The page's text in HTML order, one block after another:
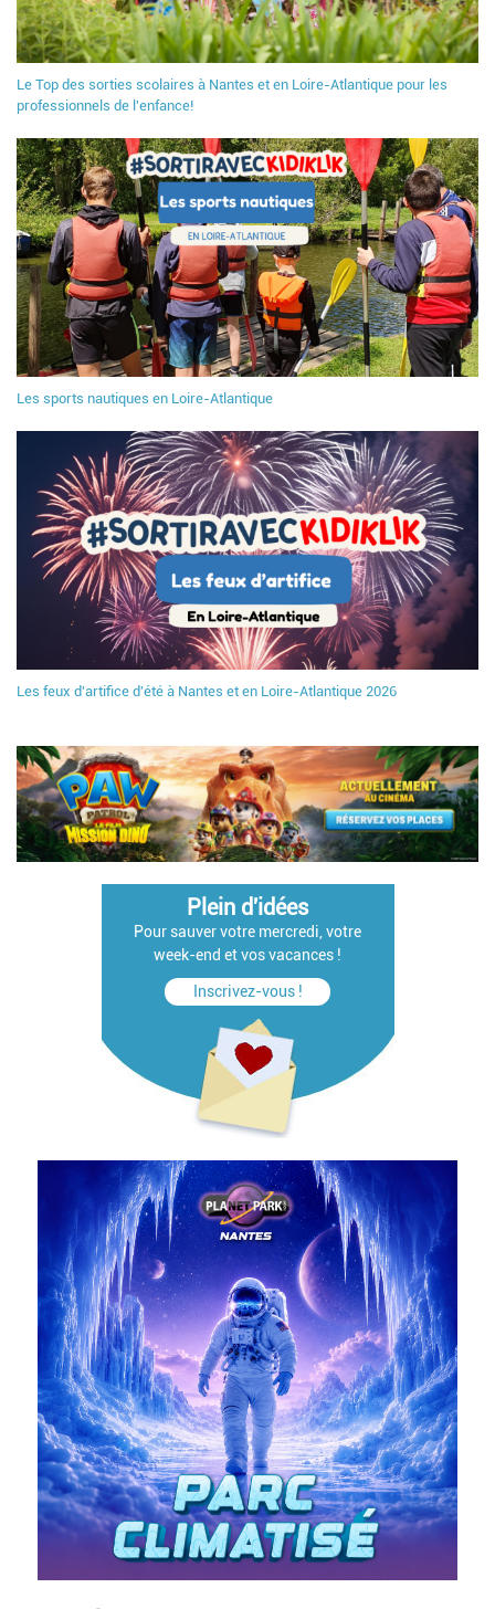
Le Top des sorties scolaires à Nantes et en Loire-Atlantique pour les
professionnels de l'enfance!
Les sports nautiques en Loire-Atlantique
Les feux d'artifice d'été à Nantes et en Loire-Atlantique 2026
Plein d'idées
Pour sauver votre mercredi, votre
week-end et vos vacances !
Inscrivez-vous !